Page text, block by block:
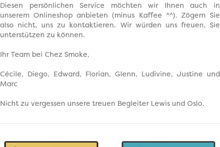
Diesen persönlichen Service möchten wir Ihnen auch in
unserem Onlineshop anbieten (minus Kaffee ^^). Zögern Sie
also nicht, uns zu kontaktieren. Wir würden uns freuen, Sie
unterstützen zu können.
Ihr Team bei Chez Smoke,
Cécile, Diego, Edward, Florian, Glenn, Ludivine, Justine und
Marc
Nicht zu vergessen unsere treuen Begleiter Lewis und Oslo.